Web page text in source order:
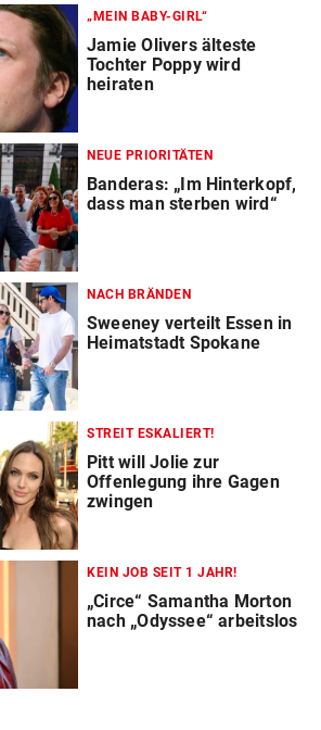
„MEIN BABY-GIRL“
Jamie Olivers älteste
Tochter Poppy wird
heiraten
NEUE PRIORITÄTEN
Banderas: „Im Hinterkopf,
dass man sterben wird“
NACH BRÄNDEN
Sweeney verteilt Essen in
Heimatstadt Spokane
STREIT ESKALIERT!
Pitt will Jolie zur
Offenlegung ihre Gagen
zwingen
KEIN JOB SEIT 1 JAHR!
„Circe“ Samantha Morton
nach „Odyssee“ arbeitslos